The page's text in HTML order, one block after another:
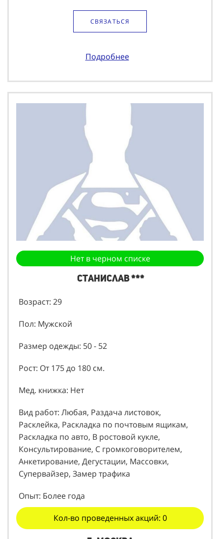
СВЯЗАТЬСЯ
Подробнее
Нет в черном списке
Станислав ***
Возраст: 29
Пол: Мужской
Размер одежды: 50 - 52
Рост: От 175 до 180 см.
Мед. книжка: Нет
Вид работ: Любая, Раздача листовок,
Расклейка, Раскладка по почтовым ящикам,
Раскладка по авто, В ростовой кукле,
Консультирование, С громкоговорителем,
Анкетирование, Дегустации, Массовки,
Супервайзер, Замер трафика
Опыт: Более года
Кол-во проведенных акций: 0